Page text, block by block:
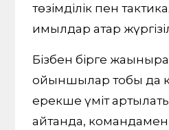
төзімділік пен
қимылдар қатар
Бізбен бірге
ойыншылар тобы да
ерекше үміт
айтқанда, командамен